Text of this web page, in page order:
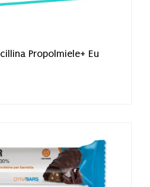
Propolmiele+ Eu